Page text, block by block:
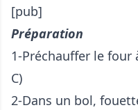
[pub]
Préparation
1-Préchauffer le four
C)
2-Dans un bol,